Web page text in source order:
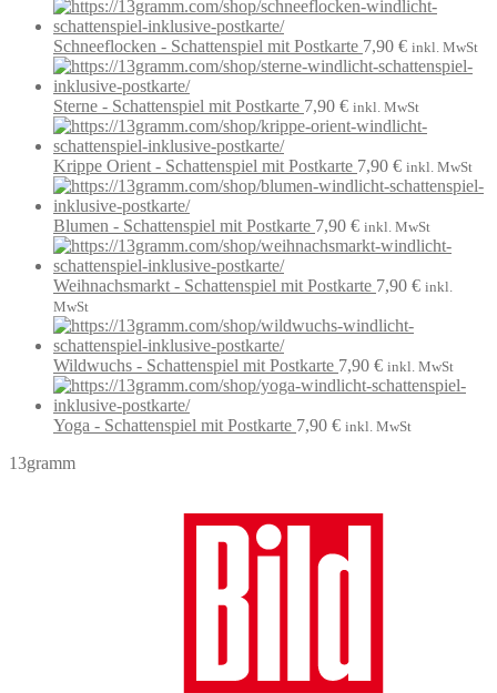
Schneeflocken - Schattenspiel mit Postkarte 7,90 € inkl. MwSt
Sterne - Schattenspiel mit Postkarte 7,90 € inkl. MwSt
Krippe Orient - Schattenspiel mit Postkarte 7,90 € inkl. MwSt
Blumen - Schattenspiel mit Postkarte 7,90 € inkl. MwSt
Weihnachsmarkt - Schattenspiel mit Postkarte 7,90 € inkl.
MwSt
Wildwuchs - Schattenspiel mit Postkarte 7,90 € inkl. MwSt
Yoga - Schattenspiel mit Postkarte 7,90 € inkl. MwSt
13gramm